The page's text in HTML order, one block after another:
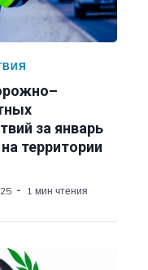
за январь
территории
1 мин чтения